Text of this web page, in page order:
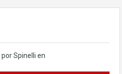
por Spinelli en